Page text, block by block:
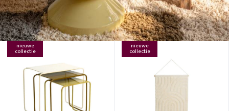
nieuwe
collectie
nieuwe
collectie